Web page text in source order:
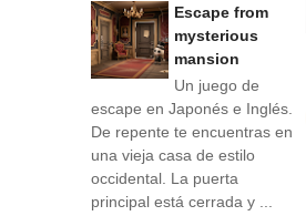
Escape from
mysterious
mansion
Un juego de
escape en Japonés e Inglés.
De repente te encuentras en
una vieja casa de estilo
occidental. La puerta
principal está cerrada y ...